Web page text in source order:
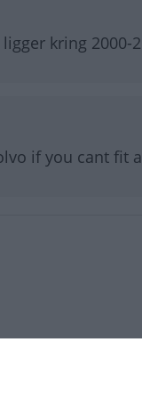
kring 2000-
if you cant fit